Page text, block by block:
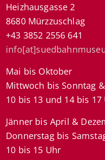
Heizhausgasse 2
8680 Mürzzuschlag
+43 3852 2556 641
Mai bis Oktober
Mittwoch bis Sonntag
10 bis 13 und 14 bis 17
Jänner bis April &
Donnerstag bis
10 bis 15 Uhr